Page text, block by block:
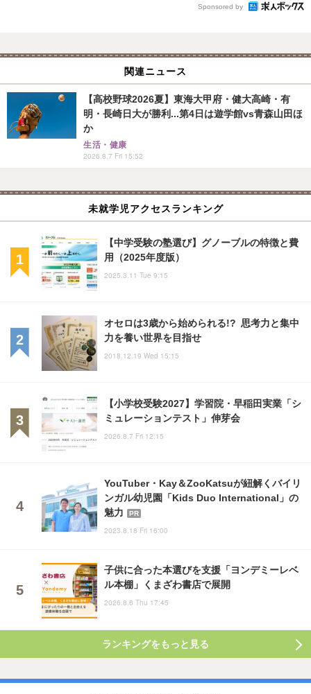
Sponsored by
関連ニュース
【高校野球2026夏】東海大甲府・健大高崎・有
明・長崎日大が勝利...第4日は遊学館vs青森山田ほ
か
生活・健康
2026.8.7 Fri 15:52
未就学児アクセスランキング
【中学受験の塾選び】グノーブルの特徴と費
用（2025年度版）
2025.3.11 Tue 9:15
オセロは3歳から始められる!? 思考力と集中
力を養い世界を目指せ
2018.12.19 Wed 15:15
【小学校受験2027】学習院・早稲田実業「シ
ミュレーションテスト」伸芽会
2026.8.7 Fri 12:15
YouTuber・Kay＆ZooKatsuが紐解くバイリ
ンガル幼児園「Kids Duo International」の
魅力
PR
2023.8.18 Fri 16:00
子供に合った本選びを支援「ヨンデミーレベ
ル本棚」くまざわ書店で展開
2026.8.6 Thu 17:45
ランキングをもっと見る